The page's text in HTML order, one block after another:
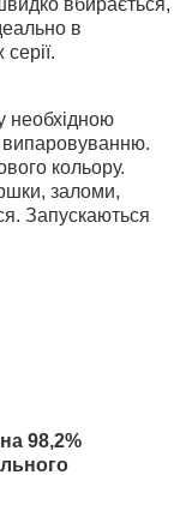
вбирається,
в
необхідною
випаровуванню.
кольору.
заломи,
Запускаються
98,2%